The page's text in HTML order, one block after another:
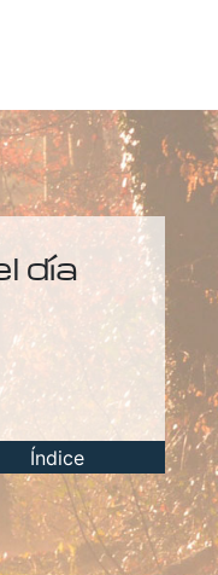
día
Índice